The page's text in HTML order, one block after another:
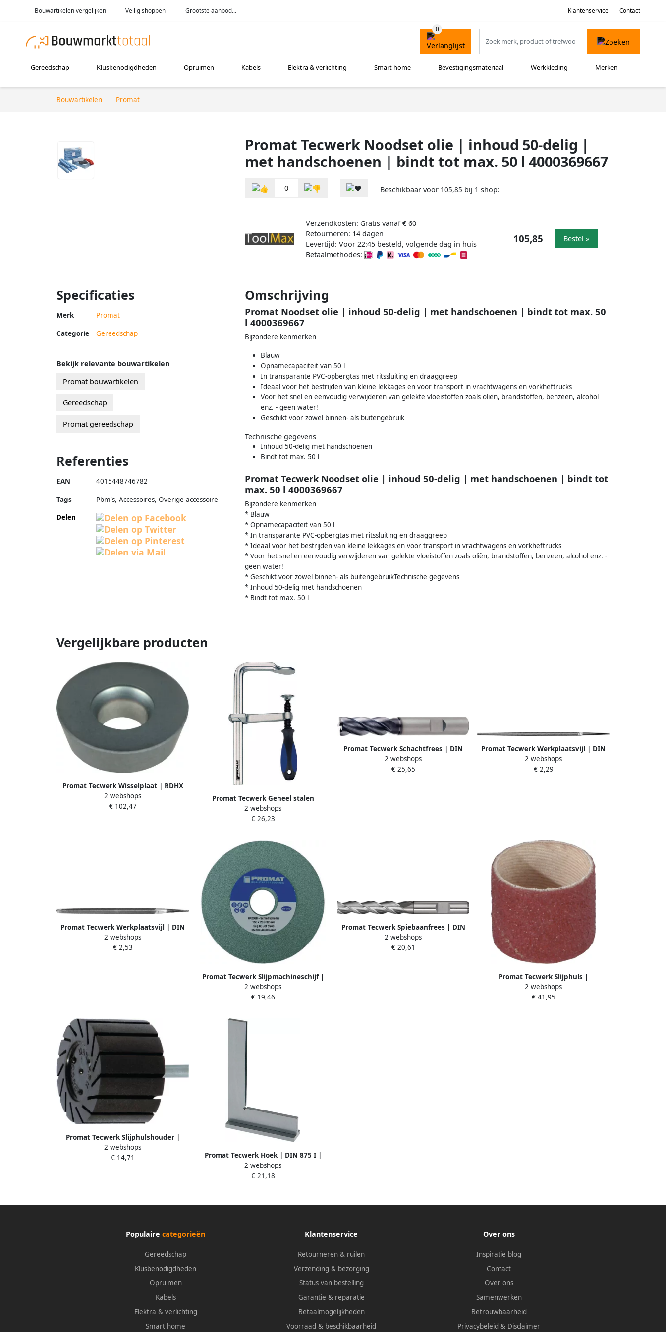
Bouwartikelen vergelijken Veilig shoppen Grootste aanbod... Klantenservice Contact
Gereedschap Klusbenodigdheden Opruimen Kabels Elektra & verlichting Smart home Bevestigingsmateriaal Werkkleding Merken
Bouwartikelen Promat
Promat Tecwerk Noodset olie | inhoud 50-delig |
met handschoenen | bindt tot max. 50 l 4000369667
0 Beschikbaar voor 105,85 bij 1 shop:
Verzendkosten: Gratis vanaf € 60
Retourneren: 14 dagen
Levertijd: Voor 22:45 besteld, volgende dag in huis
Betaalmethodes:
105,85 Bestel »
Specificaties
Merk Promat
Categorie Gereedschap
Omschrijving
Promat Noodset olie | inhoud 50-delig | met handschoenen | bindt tot max. 50
l 4000369667
Bijzondere kenmerken
Blauw
Opnamecapaciteit van 50 l
In transparante PVC-opbergtas met ritssluiting en draaggreep
Ideaal voor het bestrijden van kleine lekkages en voor transport in vrachtwagens en vorkheftrucks
Voor het snel en eenvoudig verwijderen van gelekte vloeistoffen zoals oliën, brandstoffen, benzeen, alcohol
enz. - geen water!
Geschikt voor zowel binnen- als buitengebruik
Technische gegevens
Inhoud 50-delig met handschoenen
Bindt tot max. 50 l
Promat Tecwerk Noodset olie | inhoud 50-delig | met handschoenen | bindt tot
max. 50 l 4000369667
Bijzondere kenmerken
* Blauw
* Opnamecapaciteit van 50 l
* In transparante PVC-opbergtas met ritssluiting en draaggreep
* Ideaal voor het bestrijden van kleine lekkages en voor transport in vrachtwagens en vorkheftrucks
* Voor het snel en eenvoudig verwijderen van gelekte vloeistoffen zoals oliën, brandstoffen, benzeen, alcohol enz. -
geen water!
* Geschikt voor zowel binnen- als buitengebruikTechnische gegevens
* Inhoud 50-delig met handschoenen
* Bindt tot max. 50 l
Bekijk relevante bouwartikelen
Promat bouwartikelen
Gereedschap
Promat gereedschap
Referenties
EAN 4015448746782
Tags
Pbm's, Accessoires, Overige accessoire
Delen
Vergelijkbare producten
Promat Tecwerk Wisselplaat | RDHX
0702MOT KH05 | kopieerfrezen
4000859283
2 webshops
€ 102,47
Promat Tecwerk Geheel stalen
schroefklem | spanwijdte 1000 mm
werkbereik 120 mm | 3C-greep
2 webshops
€ 26,23
Promat Tecwerk Schachtfrees | DIN
6527 L HPC | nominale-d. 20 mm
inzetlengte 53 mm | VHM TiAlN DIN
2 webshops
€ 25,65
Promat Tecwerk Werkplaatsvijl | DIN
7261 | lengte 300 mm dwarsdoorsnede
12 mm | kap 3 rond 4000840191
2 webshops
€ 2,29
Promat Tecwerk Werkplaatsvijl | DIN
7261 | lengte 300 mm dwarsdoorsnede
12 mm | kap 1 vierkant 4000840119
2 webshops
€ 2,53
Promat Tecwerk Slijpmachineschijf |
d.200xB32x51mm fijn 80 | vorm A met
uitsparing 110 x 16 mm |
2 webshops
€ 19,46
Promat Tecwerk Spiebaanfrees | DIN
844 type W | nominale-d. 18 mm | HSS-
Co8 DIN 1835 B | snedeaantal 3 lang
2 webshops
€ 20,61
Promat Tecwerk Slijphuls |
D30xB20mm | korreling 150 | korund |
max. toerental 13000 min-¹ 4000842479
2 webshops
€ 41,95
Promat Tecwerk Slijphulshouder |
D30xH20mm | cilinder | schacht-d. 6
mm 4000842407
2 webshops
€ 14,71
Promat Tecwerk Hoek | DIN 875 I |
beenlengte 100x70 mm | met aanslag
4000858436
2 webshops
€ 21,18
Populaire categorieën
Gereedschap
Klusbenodigdheden
Opruimen
Kabels
Elektra & verlichting
Smart home
Klantenservice
Retourneren & ruilen
Verzending & bezorging
Status van bestelling
Garantie & reparatie
Betaalmogelijkheden
Voorraad & beschikbaarheid
Over ons
Inspiratie blog
Contact
Over ons
Samenwerken
Betrouwbaarheid
Privacybeleid & Disclaimer